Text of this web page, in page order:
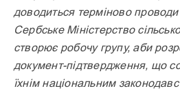
доводиться терміново
Сербське Міністерство
створює робочу групу, аби
документ-підтвердження, що
їхнім національним